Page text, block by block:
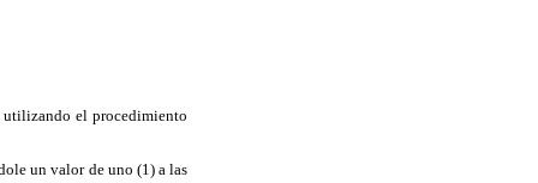
utilizando el procedimiento
un valor de uno (1) a las